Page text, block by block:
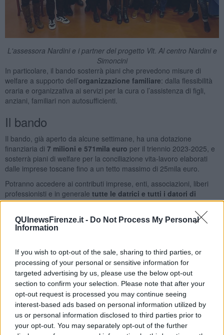
QUInewsFirenze.it - Do Not Process My Personal
Information
If you wish to opt-out of the sale, sharing to third parties, or
processing of your personal or sensitive information for
targeted advertising by us, please use the below opt-out
section to confirm your selection. Please note that after your
opt-out request is processed you may continue seeing
interest-based ads based on personal information utilized by
us or personal information disclosed to third parties prior to
your opt-out. You may separately opt-out of the further
L'assessora Nardini e i partner del progetto Vlt. Al centro Nardini e
Simoncini
In particolare, il bando sosterrà piani che prevedono misure di
welfare a supporto dell’organizzazione familiare: dalla flessibilità
oraria e organizzativa ai servizi per la cura o l’assistenza di figli,
anziani, familiari non autosufficienti.
Il bando
Il bando, già aperto da alcune settimane, ha una dotazione
finanziaria di 7 milioni e 571mila euro per il triennio 2023-2025, e
sosterrà piani di welfare per la conciliazione vita-lavoro elaborati
dalle imprese toscane fino a un tetto massimo di 25mila euro.
Potranno accedere ai contributi imprese, enti, associazioni, liberi
professionisti e in generale tutte le datrici e tutti i datori di
lavorocon almeno una/un dipendente e con sede legale e/o unità
operativa interessata dal piano di welfare, localizzata in Toscana.
Le misure oggetto dei piani sono destinate a donne e uomini,
tempo indeterminato o a tempo determinato, con contratto di
somministrazione
, con contratto di apprendistato, soci
di
cooperative,collaboratrici e collaboratori coordinati e
continuativi,tirocinanti, ad esclusione dei membri di consigli di
amministrazione che non svolgono attività lavorativa nell’impresa e
titolari di impresa.
I progetti potranno richiedere il finanziamento di3 tipologie di
azioni: la definizione del Piano di welfare di conciliazione, alla luce